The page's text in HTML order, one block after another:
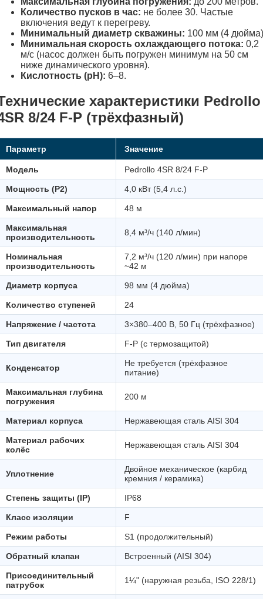
Количество пусков в час: не более 30. Частые
включения ведут к перегреву.
Минимальный диаметр скважины: 100 мм (4
Минимальная скорость охлаждающего потока: 0,2
м/с (насос должен быть погружен минимум на 50 см
ниже динамического уровня).
Кислотность (pH): 6–8.
характеристики Pedrollo
8/24 F-P (трёхфазный)
Параметр Значение
Модель Pedrollo 4SR 8/24 F-P
Мощность (P2) 4,0 кВт (5,4 л.с.)
Максимальный напор 48 м
Максимальная
производительность
8,4 м³/ч (140 л/мин)
Номинальная
производительность
7,2 м³/ч (120 л/мин) при напоре
~42 м
Диаметр корпуса 98 мм (4 дюйма)
Количество ступеней 24
Напряжение / частота 3×380–400 В, 50 Гц (трёхфазное)
Тип двигателя F-P (с термозащитой)
Конденсатор
Не требуется (трёхфазное
питание)
Максимальная глубина
погружения
200 м
Материал корпуса Нержавеющая сталь AISI 304
Материал рабочих
колёс
Нержавеющая сталь AISI 304
Уплотнение
Двойное механическое (карбид
кремния / керамика)
Степень защиты (IP) IP68
Класс изоляции F
Режим работы S1 (продолжительный)
Обратный клапан Встроенный (AISI 304)
Присоединительный
патрубок
1¼" (наружная резьба, ISO 228/1)